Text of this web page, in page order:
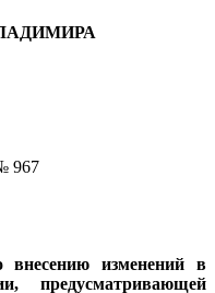
967
внесению изменений в
предусматривающей